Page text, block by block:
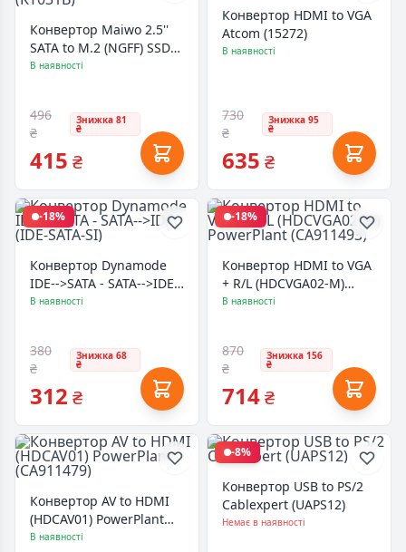
Конвертор Maiwo 2.5''
SATA to M.2 (NGFF) SSD
(KT031B)
В наявності
496
₴
Знижка 81
₴
415 ₴
Конвертор HDMI to VGA
Atcom (15272)
В наявності
730
₴
Знижка 95
₴
635 ₴
-18%
Конвертор Dynamode
IDE-->SATA - SATA-->IDE
(IDE-SATA-SI)
В наявності
380
₴
Знижка 68
₴
312 ₴
-18%
Конвертор HDMI to VGA
+ R/L (HDCVGA02-M)
PowerPlant (CA911493)
В наявності
870
₴
Знижка 156
₴
714₴
Конвертор AV to HDMI
(HDCAV01) PowerPlant
(CA911479)
В наявності
-8%
Конвертор USB to PS/2
Cablexpert (UAPS12)
Немає в наявності